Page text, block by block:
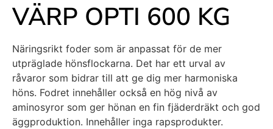
VÄRP OPTI 600 KG
Näringsrikt foder som är anpassat för de mer
utpräglade hönsflockarna. Det har ett urval av
råvaror som bidrar till att ge dig mer harmoniska
höns. Fodret innehåller också en hög nivå av
aminosyror som ger hönan en fin fjäderdräkt och god
äggproduktion. Innehåller inga rapsprodukter.